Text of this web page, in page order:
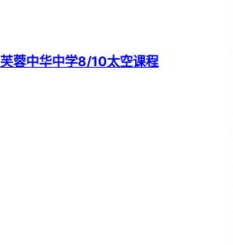
芙蓉中华中学8/10太空课程